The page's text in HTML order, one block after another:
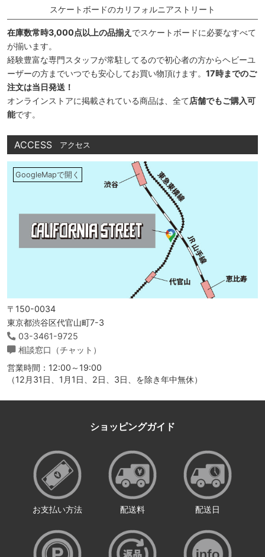
スケートボードのカリフォルニアストリート
在庫数常時3,000点以上の品揃え でスケートボードに必要なすべて
が揃います。
経験豊富な専門スタッフが常駐してるので初心者の方からヘビーユ
ーザーの方までいつでも安心してお買い物頂けます。 17時までのご
注文は当日発送！
オンラインストアに掲載されている商品は、全て店舗でもご購入可
能です。
ACCESS アクセス
GoogleMapで開く
〒150-0034
東京都渋谷区代官山町7-3
03-3461-9725
相談窓口（チャット）
営業時間：12:00～19:00
（12月31日、1月1日、2日、3日、を除き年中無休）
ショッピングガイド
お支払い方法 配送料 配送日